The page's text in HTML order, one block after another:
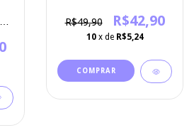
R$49,90 R$42,90
10 x de R$5,24